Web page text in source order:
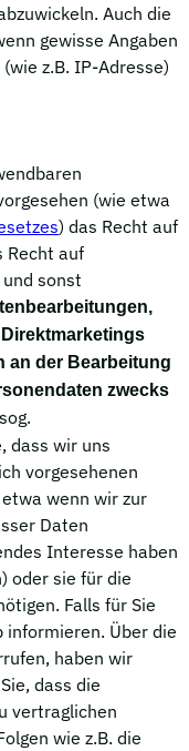
Auch die
gewisse Angaben
z.B. IP-Adresse)
(wie etwa
) das Recht auf
Recht auf
sonst
an der Bearbeitung
zwecks
dass wir uns
vorgesehenen
wenn wir zur
Daten
Interesse haben
oder sie für die
Falls für Sie
informieren. Über die
haben wir
dass die
vertraglichen
wie z.B. die